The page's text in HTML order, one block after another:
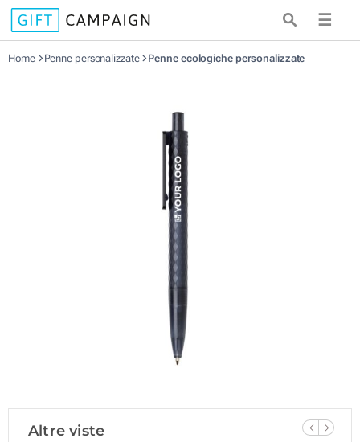
☰
Home Penne personalizzate Penne ecologiche personalizzate
Altre viste